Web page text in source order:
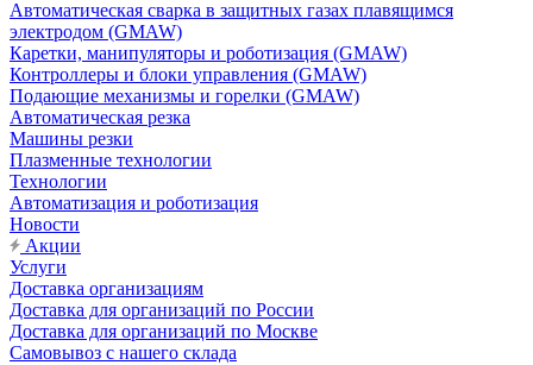
Автоматическая сварка в защитных газах плавящимся
электродом (GMAW)
Каретки, манипуляторы и роботизация (GMAW)
Контроллеры и блоки управления (GMAW)
Подающие механизмы и горелки (GMAW)
Автоматическая резка
Машины резки
Плазменные технологии
Технологии
Автоматизация и роботизация
Новости
Акции
Услуги
Доставка организациям
Доставка для организаций по России
Доставка для организаций по Москве
Самовывоз с нашего склада